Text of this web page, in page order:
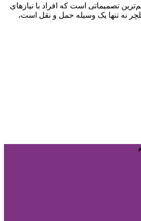
تصمیماتی است که افراد با نیازهای
نه تنها یک وسیله حمل و نقل است،